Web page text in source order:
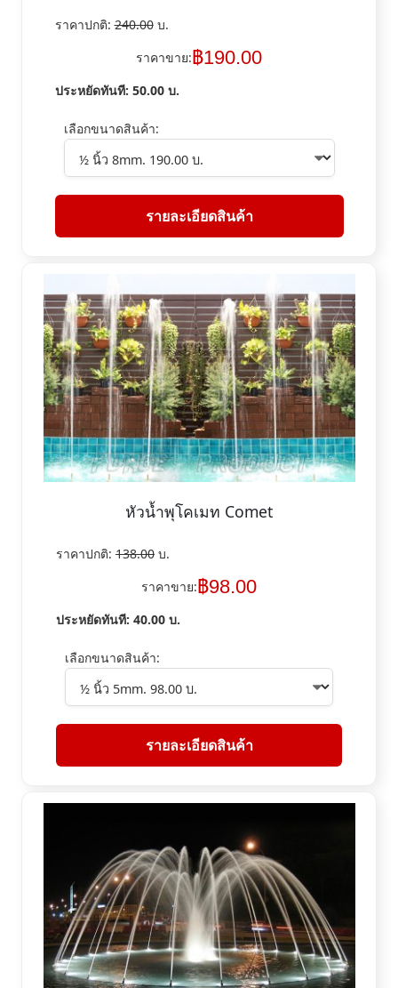
ราคาปกติ:240.00บ.
ราคาขาย:฿190.00
ประหยัดทันที: 50.00บ.
เลือกขนาดสินค้า:
รายละเอียดสินค้า
หัวน้ำพุโคเมท Comet
ราคาปกติ: 138.00 บ.
ราคาขาย: ฿98.00
ประหยัดทันที: 40.00 บ.
เลือกขนาดสินค้า:
รายละเอียดสินค้า